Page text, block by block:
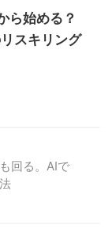
ら始める？
スキリング
回る。AIで